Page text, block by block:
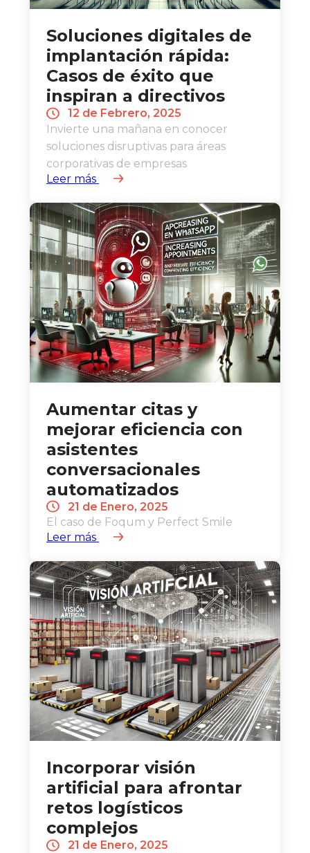
Soluciones digitales de
implantación rápida:
Casos de éxito que
inspiran a directivos
12 de Febrero, 2025
Invierte una mañana en conocer
soluciones disruptivas para áreas
corporativas de empresas
Leer más
Aumentar citas y
mejorar eficiencia con
asistentes
conversacionales
automatizados
21 de Enero, 2025
El caso de Foqum y Perfect Smile
Leer más
Incorporar visión
artificial para afrontar
retos logísticos
complejos
21 de Enero, 2025